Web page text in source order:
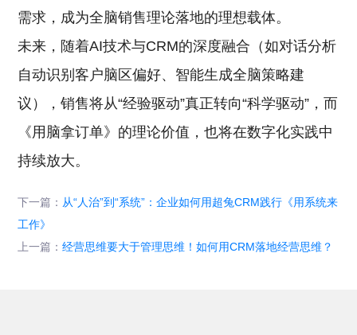
需求，成为全脑销售理论落地的理想载体。
未来，随着AI技术与CRM的深度融合（如对话分析
自动识别客户脑区偏好、智能生成全脑策略建
议），销售将从“经验驱动”真正转向“科学驱动”，而
《用脑拿订单》的理论价值，也将在数字化实践中
持续放大。
下一篇： 从“人治”到“系统”：企业如何用超兔CRM践行《用系统来
工作》
上一篇：经营思维要大于管理思维！如何用CRM落地经营思维？